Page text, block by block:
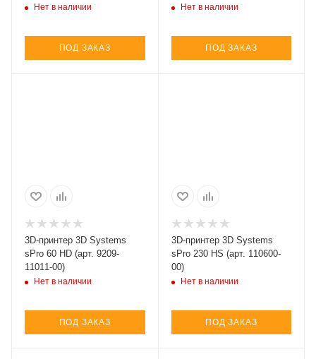
Нет в наличии
ПОД ЗАКАЗ
Нет в наличии
ПОД ЗАКАЗ
3D-принтер 3D Systems
sPro 60 HD (арт. 9209-
11011-00)
Нет в наличии
ПОД ЗАКАЗ
3D-принтер 3D Systems
sPro 230 HS (арт. 110600-
00)
Нет в наличии
ПОД ЗАКАЗ